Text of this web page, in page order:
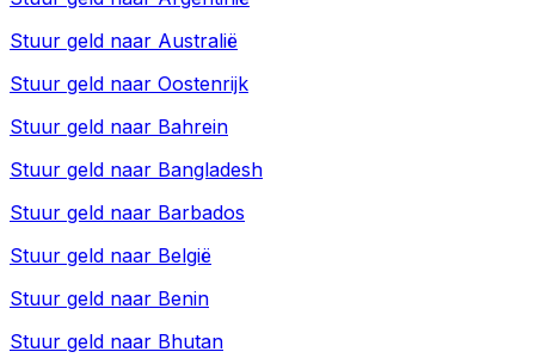
Stuur geld naar Australië
Stuur geld naar Oostenrijk
Stuur geld naar Bahrein
Stuur geld naar Bangladesh
Stuur geld naar Barbados
Stuur geld naar België
Stuur geld naar Benin
Stuur geld naar Bhutan